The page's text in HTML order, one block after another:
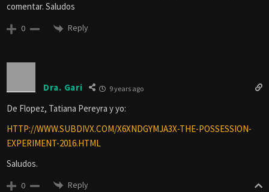
comentar. Saludos
0 Reply
Dra. Gari 9 years ago
De Flopez, Tatiana Pereyra y yo:
HTTP://WWW.SUBDIVX.COM/X6XNDGYMJA3X-THE-POSSESSION-
EXPERIMENT-2016.HTML
Saludos.
0 Reply